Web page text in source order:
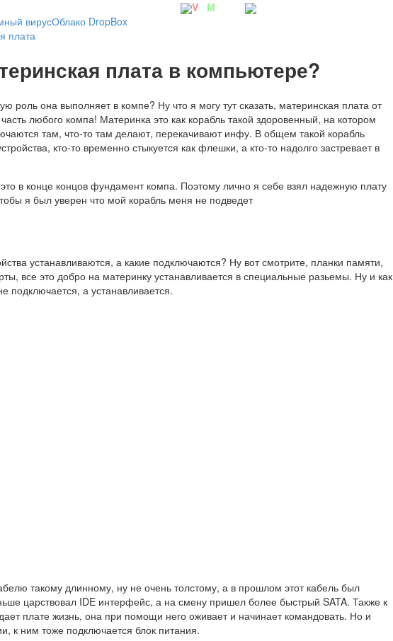
Virt M
вирусОблако DropBox
плата
плата в компьютере?
роль она выполняет в компе? Ну что я могу тут сказать, материнская плата от
любого компа! Материнка это как корабль такой здоровенный, на котором
там, что-то там делают, перекачивают инфу. В общем такой корабль
кто-то временно стыкуется как флешки, а кто-то надолго застревает в
в конце концов фундамент компа. Поэтому лично я себе взял надежную плату
я был уверен что мой корабль меня не подведет
устанавливаются, а какие подключаются? Ну вот смотрите, планки памяти,
все это добро на материнку устанавливается в специальные разьемы. Ну и как
подключается, а устанавливается.
такому длинному, ну не очень толстому, а в прошлом этот кабель был
царствовал IDE интерфейс, а на смену пришел более быстрый SATA. Также к
плате жизнь, она при помощи него оживает и начинает командовать. Но и
к ним тоже подключается блок питания.